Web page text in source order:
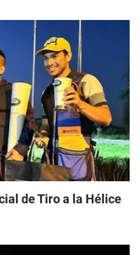
de Tiro a la Hélice